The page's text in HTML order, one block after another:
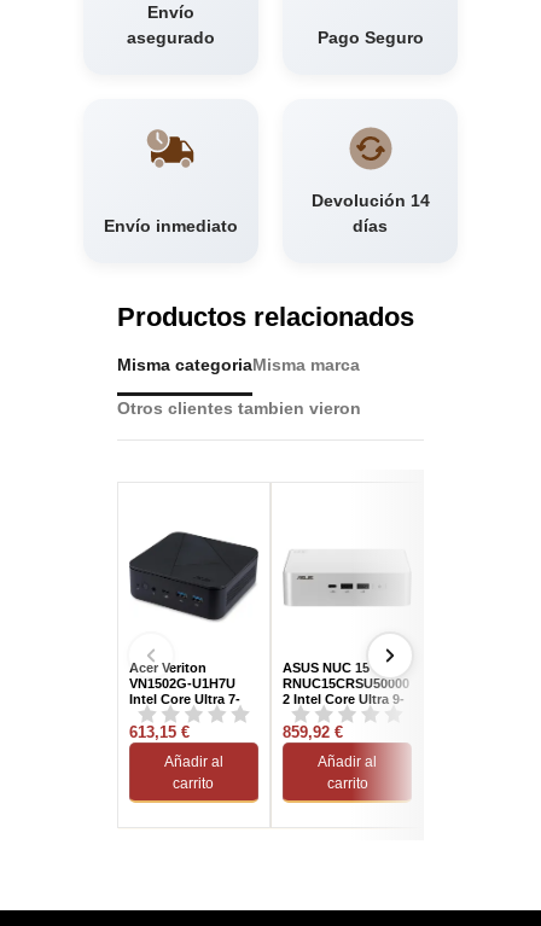
Envío
asegurado
Pago Seguro
Envío inmediato
Devolución 14
días
Productos relacionados
Misma categoriaMisma marca
Otros clientes tambien vieron
Acer Veriton
VN1502G-U1H7U
Intel Core Ultra 7-
155U
613,15 €
Añadir al
carrito
ASUS NUC 15 Pro+
RNUC15CRSU50000
2 Intel Core Ultra 9-
285H 192GB RAM
M.2 Wi-Fi 7...
859,92 €
Añadir al
carrito